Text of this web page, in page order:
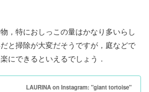
，特におしっこの量はかなり多いらし
と掃除が大変だそうですが，庭などで
にできるといえるでしょう．
LAURINA on Instagram: "giant tortoise"